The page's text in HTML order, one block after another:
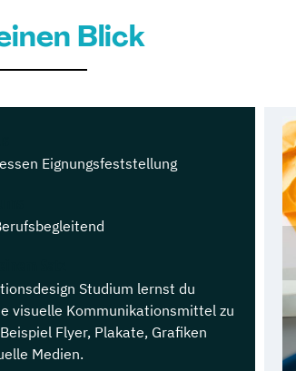
Blick
Eignungsfeststellung
Studium lernst du
visuelle Kommunikationsmittel zu
Flyer, Plakate, Grafiken
Medien.